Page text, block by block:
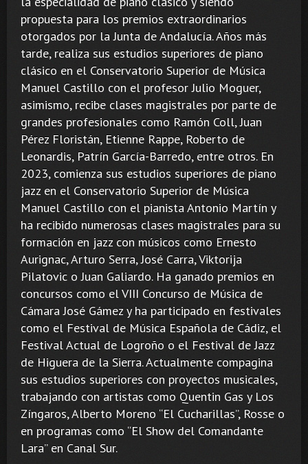
propuesta para los premios extraordinarios
otorgados por la Junta de Andalucía. Años más
tarde, realiza sus estudios superiores de piano
clásico en el Conservatorio Superior de Música
Manuel Castillo con el profesor Julio Moguer,
asimismo, recibe clases magistrales por parte de
grandes profesionales como Ramón Coll, Juan
Pérez Floristán, Etienne Rappe, Roberto de
Leonardis, Patrín García-Barredo, entre otros. En
2023, comienza sus estudios superiores de piano
jazz en el Conservatorio Superior de Música
Manuel Castillo con el pianista Antonio Martín y
ha recibido numerosas clases magistrales para su
formación en jazz con músicos como Ernesto
Aurignac, Arturo Serra, José Carra, Viktorija
Pilatovic o Juan Galiardo. Ha ganado premios en
concursos como el VIII Concurso de Música de
Cámara José Gámez y ha participado en festivales
como el Festival de Música Española de Cádiz, el
Festival Actual de Logroño o el Festival de Jazz
de Higuera de la Sierra. Actualmente compagina
sus estudios superiores con proyectos musicales,
trabajando con artistas como Quentin Gas y Los
Zíngaros, Alberto Moreno “El Cucharillas”, Rosse o
en programas como “El Show del Comandante
Lara” en Canal Sur.